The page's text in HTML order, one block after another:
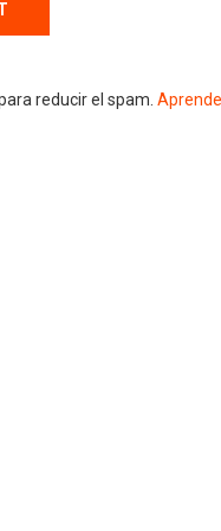
reducir el spam.